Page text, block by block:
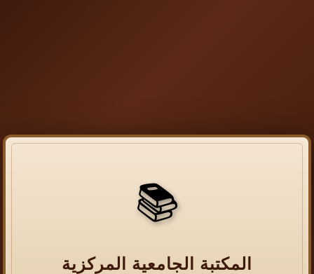
📚
المكتبة الجامعية المركزية